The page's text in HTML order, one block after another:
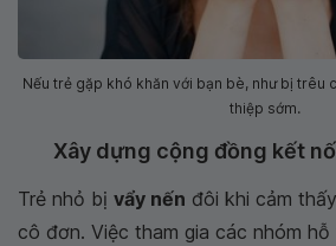
Nếu trẻ gặp khó khăn với bạn bè, như bị trêu
thiệp sớm.
Xây dựng cộng đồng kết
Trẻ nhỏ bị vẩy nến đôi khi cảm
cô đơn. Việc tham gia các nhóm